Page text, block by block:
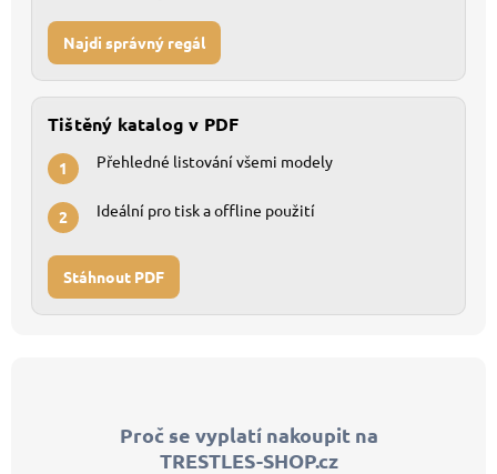
Najdi správný regál
Tištěný katalog v PDF
1 Přehledné listování všemi modely
2 Ideální pro tisk a offline použití
Stáhnout PDF
Proč se vyplatí nakoupit na
TRESTLES-SHOP.cz